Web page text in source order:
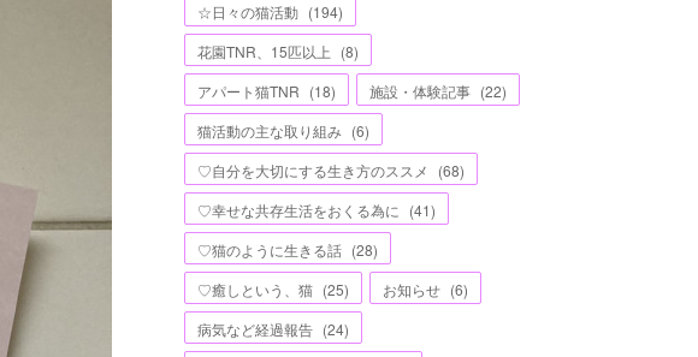
☆日々の猫活動 (194)
花園TNR、15匹以上 (8)
アパート猫TNR (18) 施設・体験記事 (22)
猫活動の主な取り組み (6)
♡自分を大切にする生き方のススメ
(68)
♡幸せな共存生活をおくる為に (41)
♡猫のように生きる話 (28)
♡癒しという、猫 (25) お知らせ (6)
病気など経過報告 (24)